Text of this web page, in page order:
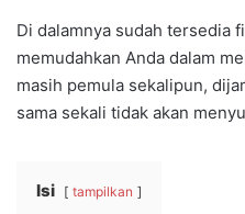
Di dalamnya sudah tersedia
memudahkan Anda dalam
masih pemula sekalipun,
sama sekali tidak akan
Isi tampilkan